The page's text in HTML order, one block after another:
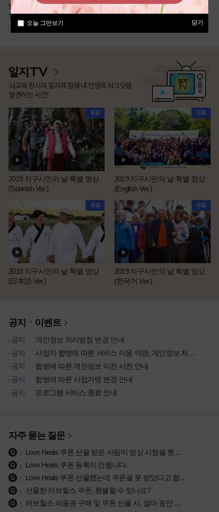
오늘 그만보기 닫기
빌딩 숲 속 전통정원, 미추홀공
원
여유로운 신도시 산책, 청계중
앙공원
2019 지구시민의 날 특별 영상
(Spanish Ver.)
2019 지구시민의 날 특별 영상
(English Ver.)
2019 지구시민의 날 특별 영상
(日本語 Ver.)
2019 지구시민의 날 특별 영상
(한국어 Ver.)
공지ㆍ이벤트
공지
개인정보 처리방침 변경 안내
공지
사업자 합병에 따른 서비스 이용 약관, 개인정보 처리방침 개정 안내
공지
합병에 따른 개인정보 이전 사전 안내
공지
합병에 따른 사업자명 변경 안내
공지
프로그램 서비스 종료 안내
자주 묻는 질문
Love Heals 쿠폰 선물 받은 사람이 영상 시청을 했는지 궁금합니다.
Love Heals 쿠폰 등록이 안됩니다.
Love Heals 쿠폰 선물했는데 쿠폰을 못 받았다고 합니다.
선물한 러브힐스 쿠폰, 환불할 수 있나요?
러브힐스 이용권 구매 및 쿠폰 선물 시, 얼마 동안 시청이 가능한가요?